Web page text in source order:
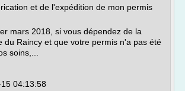
et de l'expédition de mon permis
mars 2018, si vous dépendez de la
du Raincy et que votre permis n'a pas été
soins,...
04:13:58